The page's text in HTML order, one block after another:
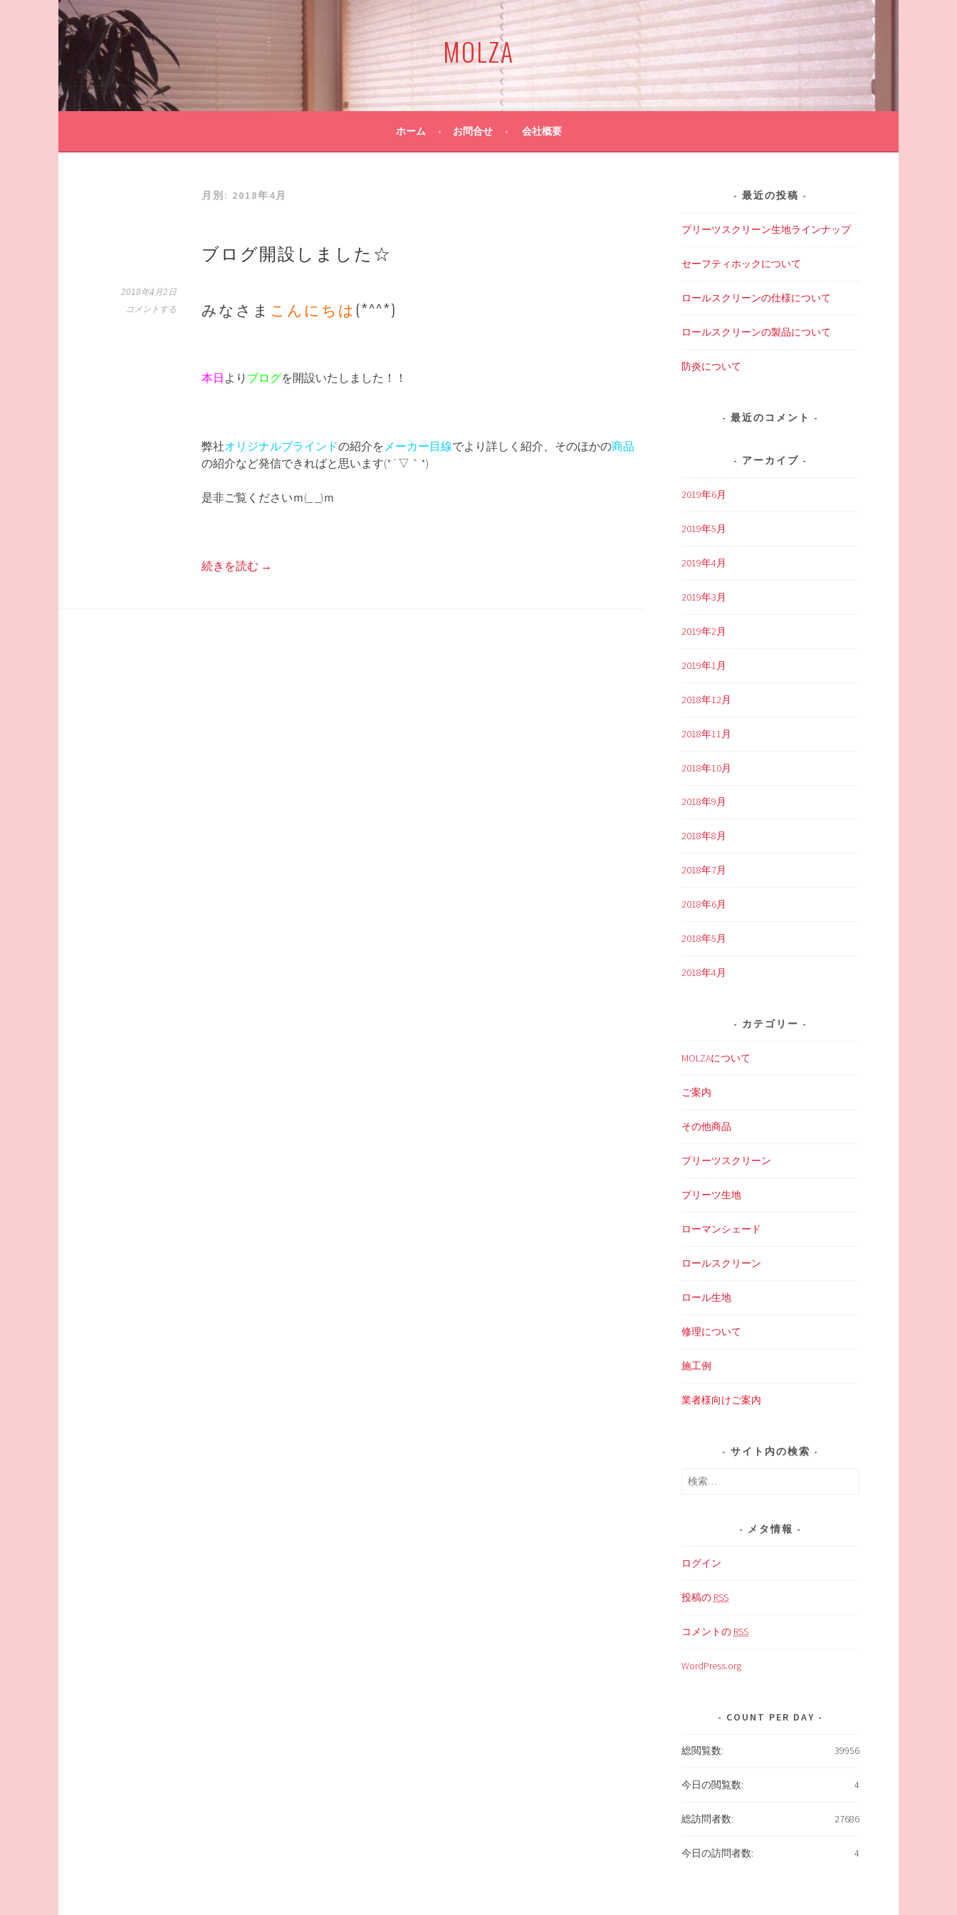
コ
ン
テ
ン
ツ
へ
ス
MOLZA
ホーム お問合せ 会社概要
月別: 2018年4月
ブログ開設しました☆
2018年4月2日
コメントする
みなさま こんにちは (*^^*)
本日 より ブログを開設いたしました！！
弊社オリジナルブラインドの紹介をメーカー目線でより詳しく紹介、そのほかの商品
の紹介など発信できればと思います(*´▽｀*)
是非ご覧くださいｍ(_ _)ｍ
続きを読む →
最近の投稿
プリーツスクリーン生地ラインナップ
セーフティホックについて
ロールスクリーンの仕様について
ロールスクリーンの製品について
防炎について
最近のコメント
アーカイブ
2019年6月
2019年5月
2019年4月
2019年3月
2019年2月
2019年1月
2018年12月
2018年11月
2018年10月
2018年9月
2018年8月
2018年7月
2018年6月
2018年5月
2018年4月
カテゴリー
MOLZAについて
ご案内
その他商品
プリーツスクリーン
プリーツ生地
ローマンシェード
ロールスクリーン
ロール生地
修理について
施工例
業者様向けご案内
サイト内の検索
検
メタ情報
ログイン
投稿の RSS
コメントの RSS
WordPress.org
COUNT PER DAY
39956
総閲覧数:
4
今日の閲覧数:
27686
総訪問者数:
4
今日の訪問者数: